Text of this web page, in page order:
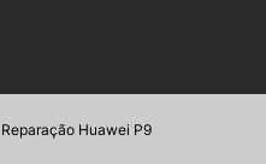
Reparação Huawei P9